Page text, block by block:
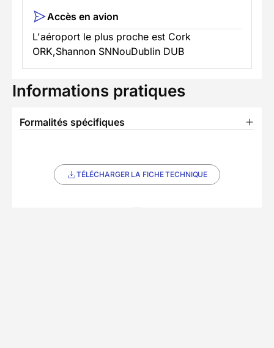
Accès en avion
L'aéroport le plus proche est Cork
ORK,Shannon SNNouDublin DUB
Informations pratiques
Formalités spécifiques
TÉLÉCHARGER LA FICHE TECHNIQUE